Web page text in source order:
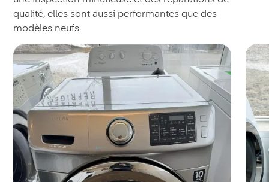
qualité, elles sont aussi performantes que des
modèles neufs.